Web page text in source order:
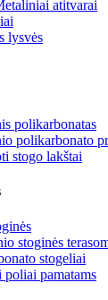
atitvarai
lysvės
polikarbonatas
polikarbonato
stogo lakštai
stoginės
stogeliai
poliai pamatams